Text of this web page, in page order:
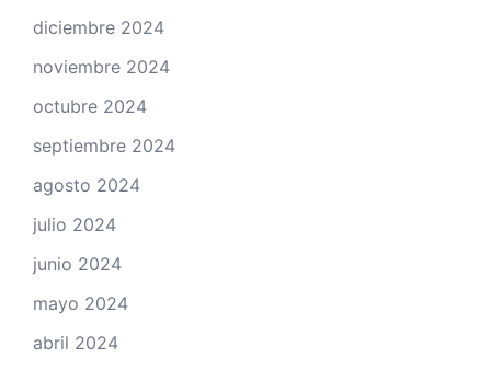
diciembre 2024
noviembre 2024
octubre 2024
septiembre 2024
agosto 2024
julio 2024
junio 2024
mayo 2024
abril 2024